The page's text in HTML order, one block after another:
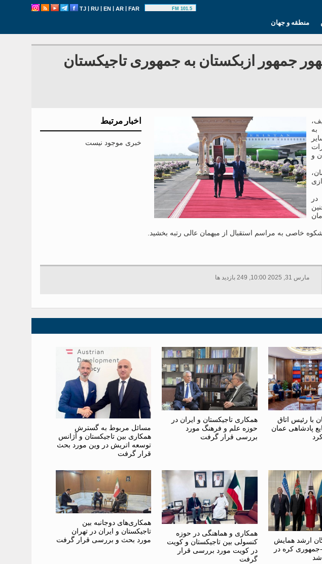
TJ | RU | EN | AR | FAR 101.5 FM
منطقه و جهان
جمهور ازبکستان به جمهوری تاجیکستان
اخبار مرتبط
خبری موجود نیست
31 مارس به
و
خاصی به مراسم استقبال از میهمان عالی رتبه بخشید.
مارس 31, 2025 10:00, 249 بازدید ها
با رئیس اتاق
پادشاهی عمان
همکاری تاجیکستان و ایران در
حوزه علم و فرهنگ مورد
بررسی قرار گرفت
مسائل مربوط به گسترش
همکاری بین تاجیکستان و آژانس
توسعه اتریش در وین مورد بحث
قرار گرفت
ارشد همایش
کره در
شد
همکاری و هماهنگی در حوزه
کنسولی بین تاجیکستان و کویت
در کویت مورد بررسی قرار
گرفت
همکاری‌های دوجانبه بین
تاجیکستان و ایران در تهران
مورد بحث و بررسی قرار گرفت